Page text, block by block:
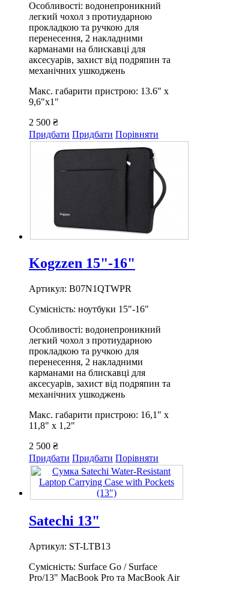
Особливості: водонепроникний
легкий чохол з протиударною
прокладкою та ручкою для
перенесення, 2 накладними
карманами на блискавці для
аксесуарів, захист від подряпин та
механічних ушкоджень
Макс. габарити пристрою: 13.6" х
9,6"х1"
2 500 ₴
Придбати Придбати Порівняти
Kogzzen 15"-16"
Артикул: B07N1QTWPR
Сумісність: ноутбуки 15"-16"
Особливості: водонепроникний
легкий чохол з протиударною
прокладкою та ручкою для
перенесення, 2 накладними
карманами на блискавці для
аксесуарів, захист від подряпин та
механічних ушкоджень
Макс. габарити пристрою: 16,1" x
11,8" x 1,2"
2 500 ₴
Придбати Придбати Порівняти
Satechi 13"
Артикул: ST-LTB13
Сумісність: Surface Go / Surface
Pro/13" MacBook Pro та MacBook Air